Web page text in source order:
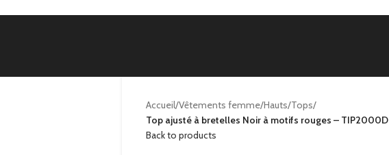
Accueil/Vêtements femme/Hauts/Tops/
Top ajusté à bretelles Noir à motifs rouges – TIP2000D
Back to products